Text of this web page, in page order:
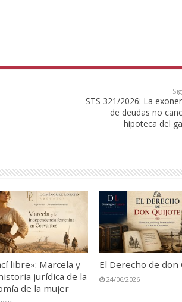
STS 321/2026: La
de deudas no
hipoteca del
libre»: Marcela y
jurídica de la
de la mujer
El Derecho de don
24/06/2026